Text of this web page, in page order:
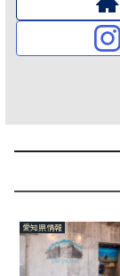
愛知県情報